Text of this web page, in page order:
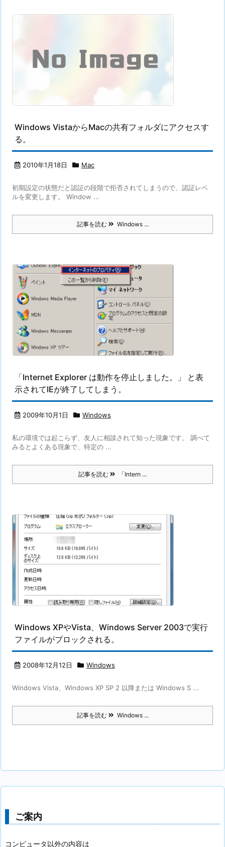
Windows VistaからMacの共有フォルダにアクセスす
る。
2010年1月18日 Mac
初期設定の状態だと認証の段階で拒否されてしまうので、認証レベ
ルを変更します。 Window ...
記事を読む Windows ...
「Internet Explorer は動作を停止しました。」 と表
示されてIEが終了してしまう。
2009年10月1日 Windows
私の環境では起こらず、友人に相談されて知った現象です。 調べて
みるとよくある現象で、特定の ...
記事を読む 「Intern ...
Windows XPやVista、Windows Server 2003で実行
ファイルがブロックされる。
2008年12月12日 Windows
Windows Vista、Windows XP SP 2 以降または Windows S ...
記事を読む Windows ...
ご案内
コンピュータ以外の内容は